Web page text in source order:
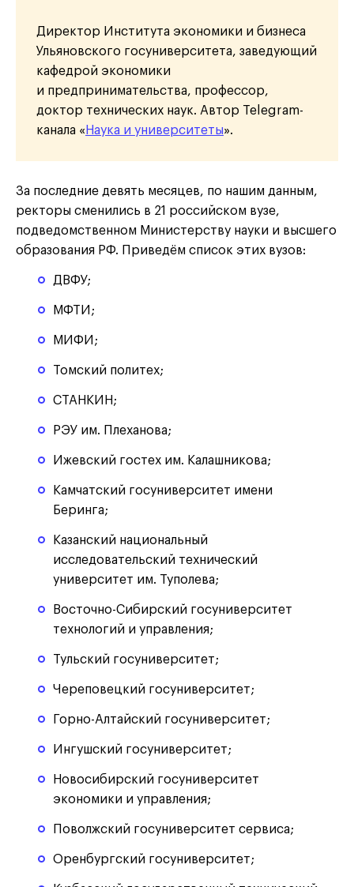
Директор Института экономики и бизнеса
Ульяновского госуниверситета, заведующий
кафедрой экономики
и предпринимательства, профессор,
доктор технических наук. Автор Telegram-
канала « Наука и университеты».
За последние девять месяцев, по нашим данным,
ректоры сменились в 21 российском вузе,
подведомственном Министерству науки и высшего
образования РФ. Приведём список этих вузов:
ДВФУ;
МФТИ;
МИФИ;
Томский политех;
СТАНКИН;
РЭУ им. Плеханова;
Ижевский гостех им. Калашникова;
Камчатский госуниверситет имени
Беринга;
Казанский национальный
исследовательский технический
университет им. Туполева;
Восточно-Сибирский госуниверситет
технологий и управления;
Тульский госуниверситет;
Череповецкий госуниверситет;
Горно-Алтайский госуниверситет;
Ингушский госуниверситет;
Новосибирский госуниверситет
экономики и управления;
Поволжский госуниверситет сервиса;
Оренбургский госуниверситет;